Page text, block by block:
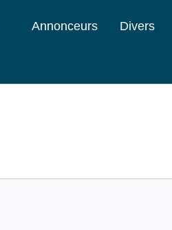
Annonceurs Divers